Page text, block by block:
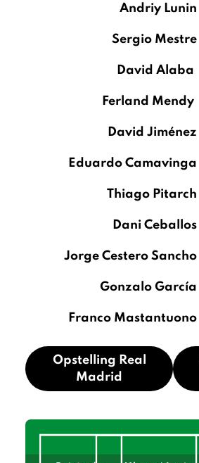
Andriy Lunin
Sergio Mestre
David Alaba
Ferland Mendy
David Jiménez
Eduardo Camavinga
Thiago Pitarch
Dani Ceballos
Jorge Cestero Sancho
Gonzalo García
Franco Mastantuono
Opstelling Real
Madrid